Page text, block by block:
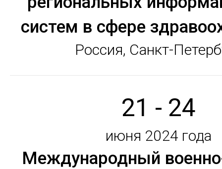
систем в сфере
Россия, Санкт-
21 - 24
июня 2024 года
Международный